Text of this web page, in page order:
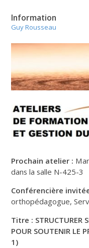
Information
Guy Rousseau
Prochain atelier :
dans la salle N-425-3
Conférencière
orthopédagogue,
Titre : STRUCTURER
POUR SOUTENIR LE
1)